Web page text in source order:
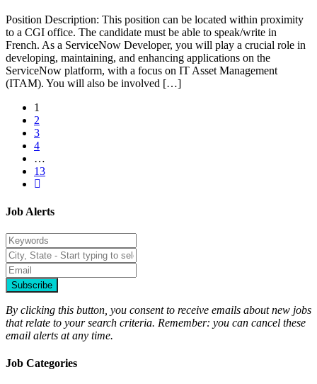
Position Description: This position can be located within proximity
to a CGI office. The candidate must be able to speak/write in
French. As a ServiceNow Developer, you will play a crucial role in
developing, maintaining, and enhancing applications on the
ServiceNow platform, with a focus on IT Asset Management
(ITAM). You will also be involved […]
1
2
3
4
…
13
Job Alerts
Subscribe
By clicking this button, you consent to receive emails about new jobs
that relate to your search criteria. Remember: you can cancel these
email alerts at any time.
Job Categories